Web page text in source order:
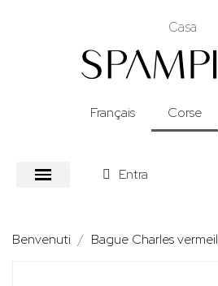
Casa
Français Corse
Entra
Benvenuti Bague Charles vermeil